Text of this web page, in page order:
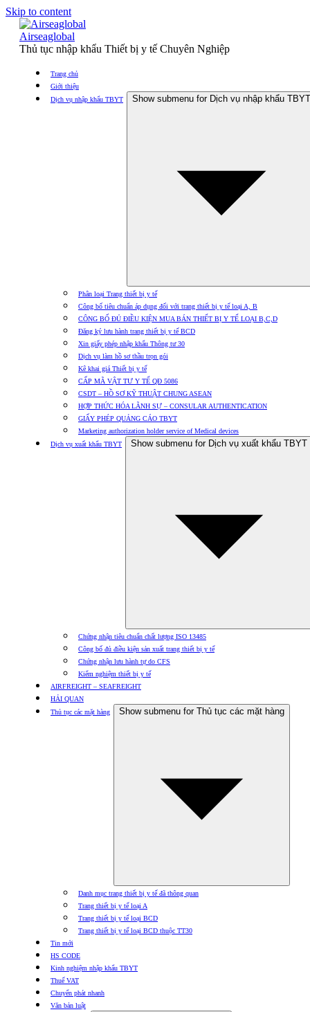
Skip to content
Airseaglobal
Thủ tục nhập khẩu Thiết bị y tế Chuyên Nghiệp
Trang chủ
Giới thiệu
Dịch vụ nhập khẩu TBYT
Show submenu for Dịch vụ nhập khẩu TBYT
Phân loại Trang thiết bị y tế
Công bố tiêu chuẩn áp dụng đối với trang thiết bị y tế loại A, B
CÔNG BỐ ĐỦ ĐIỀU KIỆN MUA BÁN THIẾT BỊ Y TẾ LOẠI B,C,D
Đăng ký lưu hành trang thiết bị y tế BCD
Xin giấy phép nhập khẩu Thông tư 30
Dịch vụ làm hồ sơ thầu trọn gói
Kê khai giá Thiết bị y tế
CẤP MÃ VẬT TƯ Y TẾ QĐ 5086
CSDT – HỒ SƠ KỸ THUẬT CHUNG ASEAN
HỢP THỨC HÓA LÃNH SỰ – CONSULAR AUTHENTICATION
GIẤY PHÉP QUẢNG CÁO TBYT
Marketing authorization holder service of Medical devices
Dịch vụ xuất khẩu TBYT
Show submenu for Dịch vụ xuất khẩu TBYT
Chứng nhận tiêu chuẩn chất lượng ISO 13485
Công bố đủ điều kiện sản xuất trang thiết bị y tế
Chứng nhận lưu hành tự do CFS
Kiểm nghiệm thiết bị y tế
AIRFREIGHT – SEAFREIGHT
HẢI QUAN
Thủ tục các mặt hàng
Show submenu for Thủ tục các mặt hàng
Danh mục trang thiết bị y tế đã thông quan
Trang thiết bị y tế loại A
Trang thiết bị y tế loại BCD
Trang thiết bị y tế loại BCD thuộc TT30
Tin mới
HS CODE
Kinh nghiệm nhập khẩu TBYT
Thuế VAT
Chuyển phát nhanh
Văn bản luật